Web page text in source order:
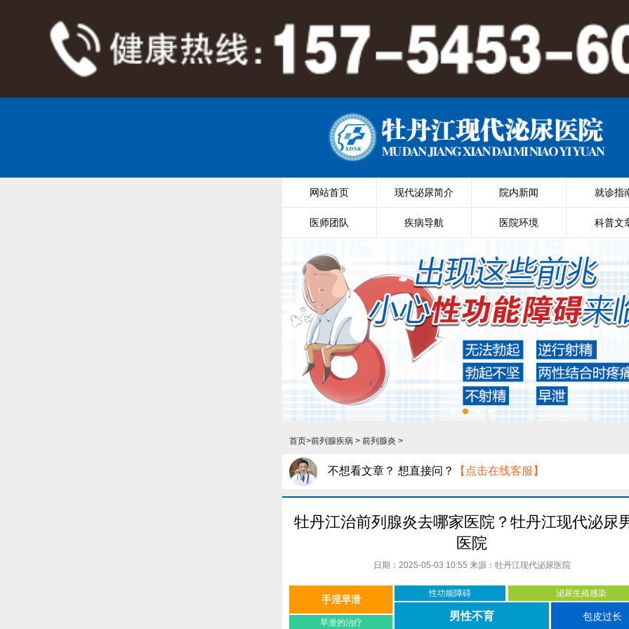
网站首页 现代泌尿简介 院内新闻 就诊指
医师团队 疾病导航 医院环境 科普文
首页>前列腺疾病 > 前列腺炎 >
不想看文章？ 想直接问？ 【点击在线客服】
牡丹江治前列腺炎去哪家医院？牡丹江现代泌尿
医院
日期：2025-05-03 10:55 来源： 牡丹江现代泌尿医院
手淫早泄
性功能障碍 泌尿生殖感染
包皮过长
男性不育
早泄的治疗